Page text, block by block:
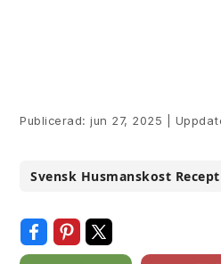
Publicerad:jun 27, 2025
Svensk Husmanskost Recept